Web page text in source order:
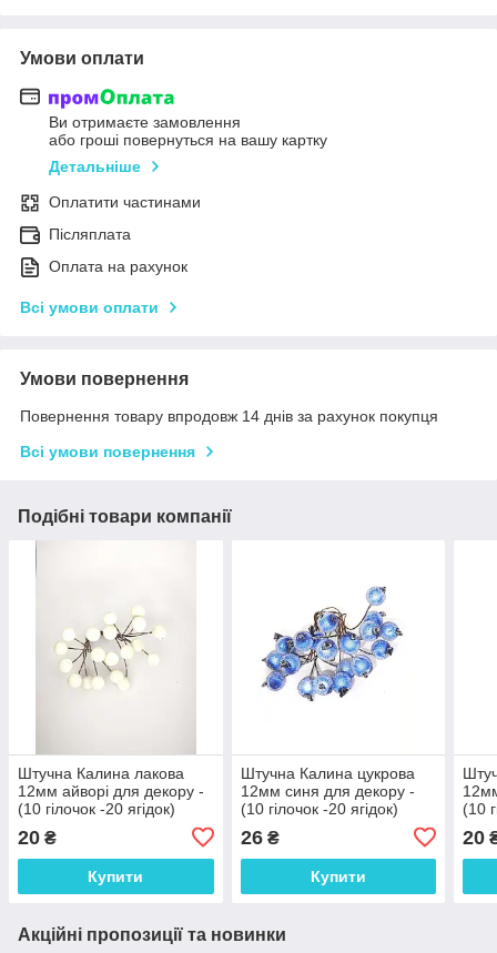
Умови оплати
Ви отримаєте замовлення
або гроші повернуться на вашу картку
Детальніше
Оплатити частинами
Післяплата
Оплата на рахунок
Всі умови оплати
Умови повернення
Повернення товару впродовж 14 днів за рахунок покупця
Всі умови повернення
Подібні товари компанії
Штучна Калина лакова
12мм айворі для декору -
(10 гілочок -20 ягідок)
20 ₴
Купити
Штучна Калина цукрова
12мм синя для декору -
(10 гілочок -20 ягідок)
26₴
Купити
(10
20
Акційні пропозиції та новинки